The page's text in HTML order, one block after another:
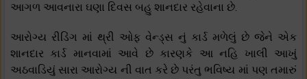
આગળ આવનારા ઘણા દિવસ બહુ શાનદાર રહેવાના છે.
આરોગ્ય રીડિંગ માં થ્રી ઓફ વેન્ડ્સ નું કાર્ડ મળેલું છે જેને એક
શાનદાર કાર્ડ માનવામાં આવે છે કારણકે આ નહિ ખાલી આખું
અઠવાડિયું સારા આરોગ્ય ની વાત કરે છે પરંતુ ભવિષ્ય માં પણ તમારું